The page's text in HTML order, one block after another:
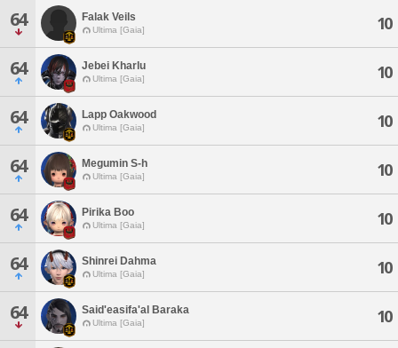
64 Falak Veils
Ultima [Gaia] 10
64 Jebei Kharlu
Ultima [Gaia] 10
64 Lapp Oakwood
Ultima [Gaia] 10
64 Megumin S-h
Ultima [Gaia] 10
64 Pirika Boo
Ultima [Gaia] 10
64 Shinrei Dahma
Ultima [Gaia] 10
64 Said'easifa'al Baraka
Ultima [Gaia] 10